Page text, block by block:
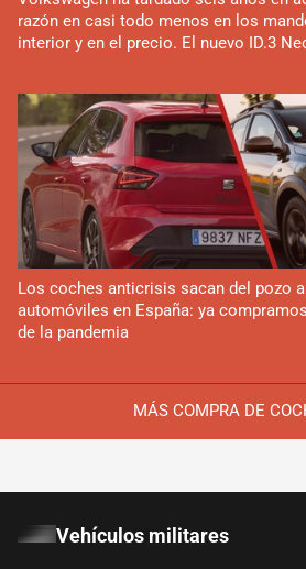
MÁS COMPRA DE
razón en casi todo menos en los
interior y en el precio. El nuevo ID.3
Los coches anticrisis sacan del pozo
automóviles en España: ya
de la pandemia
Vehículos militares